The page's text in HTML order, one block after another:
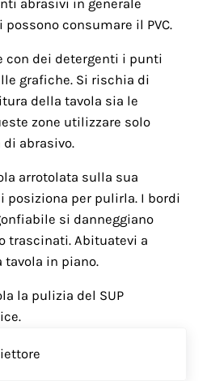
abrasivi in generale
consumare il PVC.
con dei detergenti i punti
grafiche. Si rischia di
della tavola sia le
zone utilizzare solo
abrasivo.
arrotolata sulla sua
posiziona per pulirla. I bordi
si danneggiano
trascinati. Abituatevi a
tavola in piano.
la pulizia del SUP